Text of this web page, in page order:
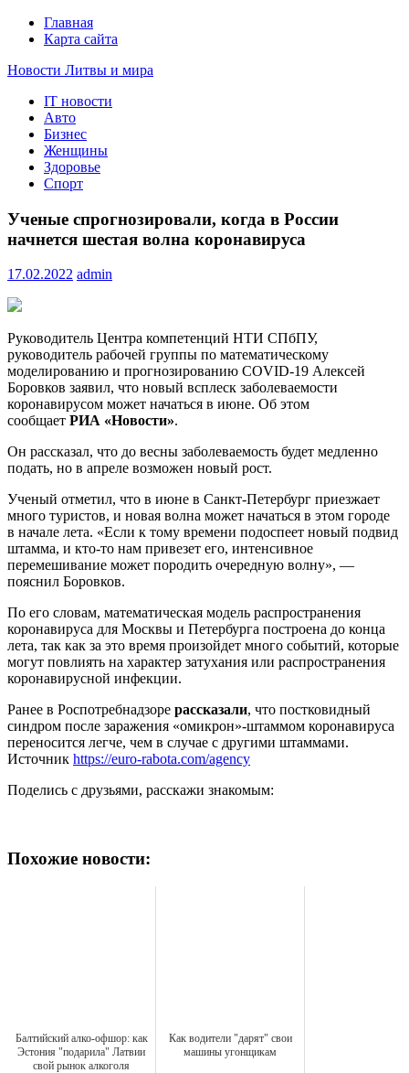
Главная
Карта сайта
Новости Литвы и мира
Свежие события и главные новости часа Литвы и мира на
портале EUROLITVA.RU
IT новости
Авто
Бизнес
Женщины
Здоровье
Спорт
Ученые спрогнозировали, когда в России
начнется шестая волна коронавируса
17.02.2022 admin
Руководитель Центра компетенций НТИ СПбПУ,
руководитель рабочей группы по математическому
моделированию и прогнозированию COVID-19 Алексей
Боровков заявил, что новый всплеск заболеваемости
коронавирусом может начаться в июне. Об этом
сообщает РИА «Новости».
Он рассказал, что до весны заболеваемость будет медленно
подать, но в апреле возможен новый рост.
Ученый отметил, что в июне в Санкт-Петербург приезжает
много туристов, и новая волна может начаться в этом городе
в начале лета. «Если к тому времени подоспеет новый подвид
штамма, и кто-то нам привезет его, интенсивное
перемешивание может породить очередную волну», —
пояснил Боровков.
По его словам, математическая модель распространения
коронавируса для Москвы и Петербурга построена до конца
лета, так как за это время произойдет много событий, которые
могут повлиять на характер затухания или распространения
коронавирусной инфекции.
Ранее в Роспотребнадзоре рассказали, что постковидный
синдром после заражения «омикрон»-штаммом коронавируса
переносится легче, чем в случае с другими штаммами.
Источник https://euro-rabota.com/agency
Поделись с друзьями, расскажи знакомым:
Похожие новости:
Балтийский алко-офшор: как
Эстония "подарила" Латвии
свой рынок алкоголя
Как водители "дарят" свои
машины угонщикам